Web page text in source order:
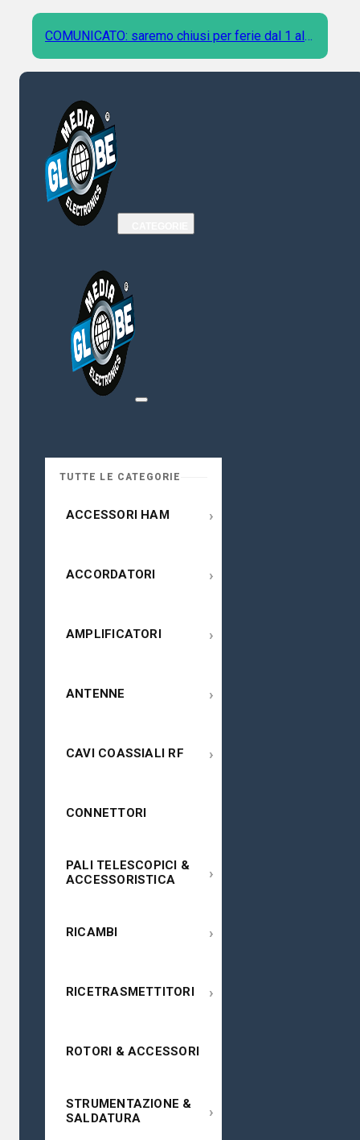
COMUNICATO: saremo chiusi per ferie dal 1 al 9
Agosto
TUTTE LE CATEGORIE
ACCESSORI HAM ›
ACCORDATORI ›
AMPLIFICATORI ›
ANTENNE ›
CAVI COASSIALI RF ›
CONNETTORI
PALI TELESCOPICI &
ACCESSORISTICA
›
RICAMBI ›
RICETRASMETTITORI ›
ROTORI & ACCESSORI
STRUMENTAZIONE &
SALDATURA
›